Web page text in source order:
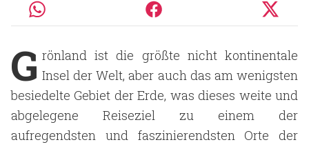
G rönland ist die größte nicht kontinentale
Insel der Welt, aber auch das am wenigsten
besiedelte Gebiet der Erde, was dieses weite und
abgelegene Reiseziel zu einem der
aufregendsten und faszinierendsten Orte der